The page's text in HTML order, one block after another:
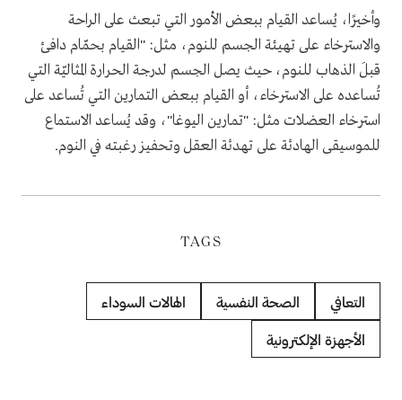
وأخيرًا، يُساعد القيام ببعض الأمور التي تبعث على الراحة
والاسترخاء على تهيئة الجسم للنوم، مثل: "القيام بحمّام دافئ
قبلَ الذهاب للنوم، حيث يصل الجسم لدرجة الحرارة المثاليّة التي
تُساعده على الاسترخاء، أو القيام ببعض التمارين التي تُساعد على
استرخاء العضلات مثل: "تمارين اليوغا"، وقد يُساعد الاستماع
للموسيقى الهادئة على تهدئة العقل وتحفيز رغبته في النوم.
TAGS
التعافي الصحة النفسية الهالات السوداء
الأجهزة الإلكترونية